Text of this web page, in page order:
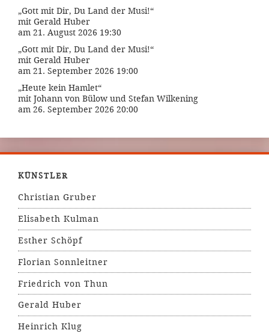
„Gott mit Dir, Du Land der Musi!“
mit Gerald Huber
am 21. August 2026 19:30
„Gott mit Dir, Du Land der Musi!“
mit Gerald Huber
am 21. September 2026 19:00
„Heute kein Hamlet“
mit Johann von Bülow und Stefan Wilkening
am 26. September 2026 20:00
KÜNSTLER
Christian Gruber
Elisabeth Kulman
Esther Schöpf
Florian Sonnleitner
Friedrich von Thun
Gerald Huber
Heinrich Klug